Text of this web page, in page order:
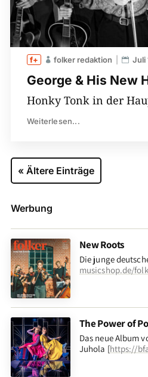
George & His New
folker redaktion Juli
Honky Tonk in der
Weiterlesen...
« Ältere Einträge
Werbung
New Roots
Die junge
musicshop.de/
The Power of
Das neue Album
Juhola [https://